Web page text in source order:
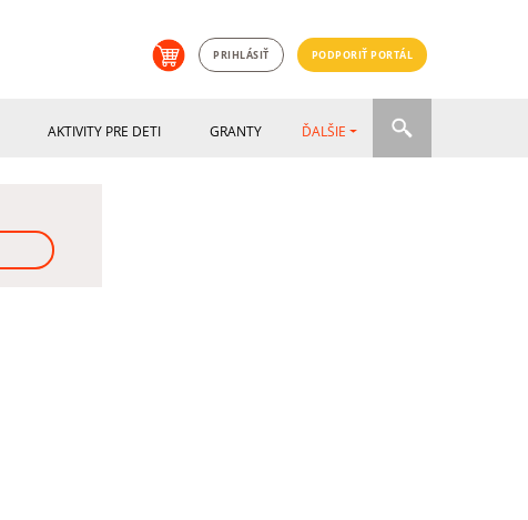
PRIHLÁSIŤ PODPORIŤ PORTÁL
AKTIVITY PRE DETI GRANTY ĎALŠIE